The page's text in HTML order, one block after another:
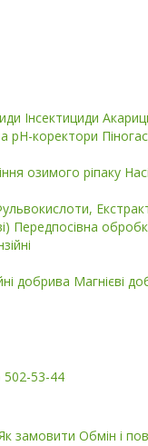
Інсектициди
pH-коректори
озимого ріпаку
Передпосівна
добрива Магнієві
502-53-44
замовити Обмін і